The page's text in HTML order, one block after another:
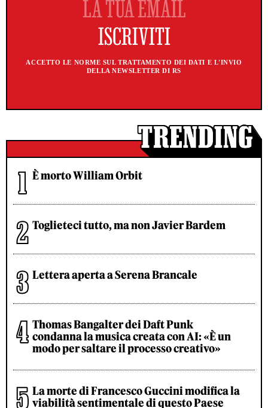
ACCETTO LE NORME SUL TRATTAMENTO DEI DATI E L'INVIO
DELLA NEWSLETTER DI RS
È morto William Orbit
Toglieteci tutto, ma non Javier Bardem
Lettera aperta a Serena Brancale
Thomas Bangalter dei Daft Punk
condanna la musica creata con AI: «È un
modo per saltare il processo creativo»
La morte di Francesco Guccini modifica la
viabilità sentimentale di questo Paese